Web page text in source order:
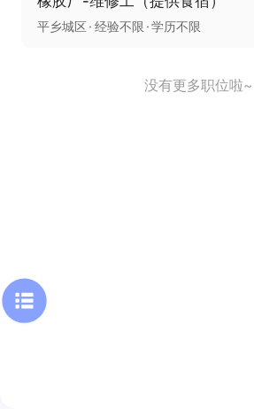
平乡城区 经验不限 学历不限
没有更多职位啦~